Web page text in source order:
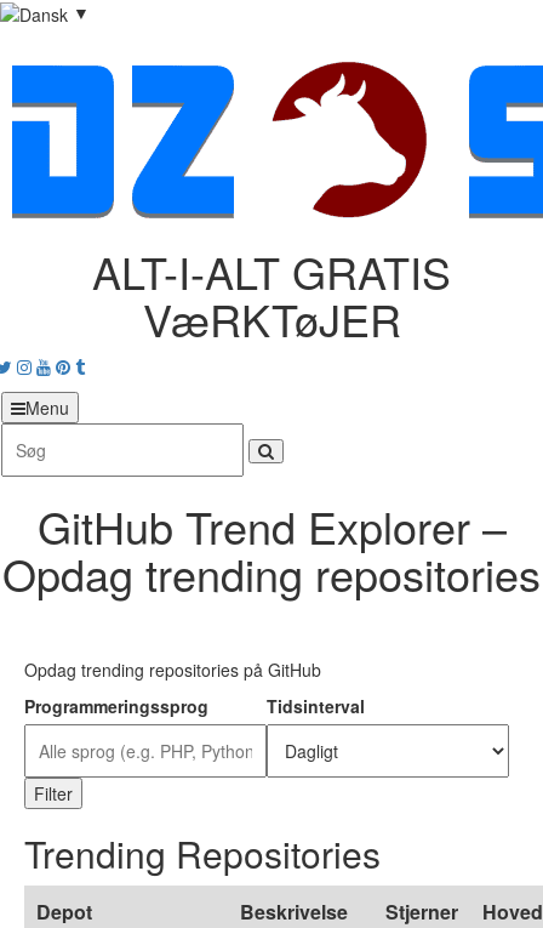
▼
ALT-I-ALT GRATIS
VæRKTøJER
Twitter
Instagram
Youtube
Pinterest
tumblr
Menu
GitHub Trend Explorer –
Opdag trending repositories
Opdag trending repositories på GitHub
Programmeringssprog
Tidsinterval
Filter
Trending Repositories
Depot Beskrivelse
Stjerner